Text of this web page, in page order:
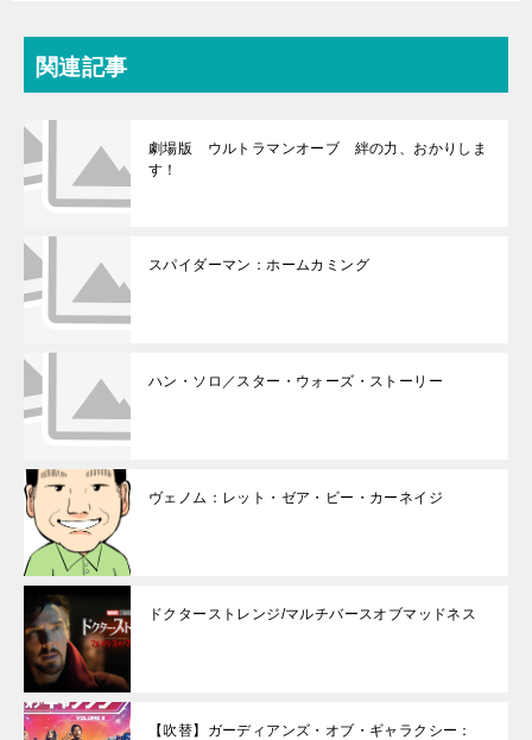
関連記事
劇場版 ウルトラマンオーブ 絆の力、おかりしま
す！
スパイダーマン：ホームカミング
ハン・ソロ／スター・ウォーズ・ストーリー
ヴェノム：レット・ゼア・ビー・カーネイジ
ドクターストレンジ/マルチバースオブマッドネス
【吹替】ガーディアンズ・オブ・ギャラクシー：